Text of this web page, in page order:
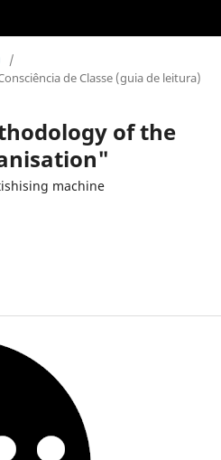
/
de Classe (guia de leitura)
of the
machine